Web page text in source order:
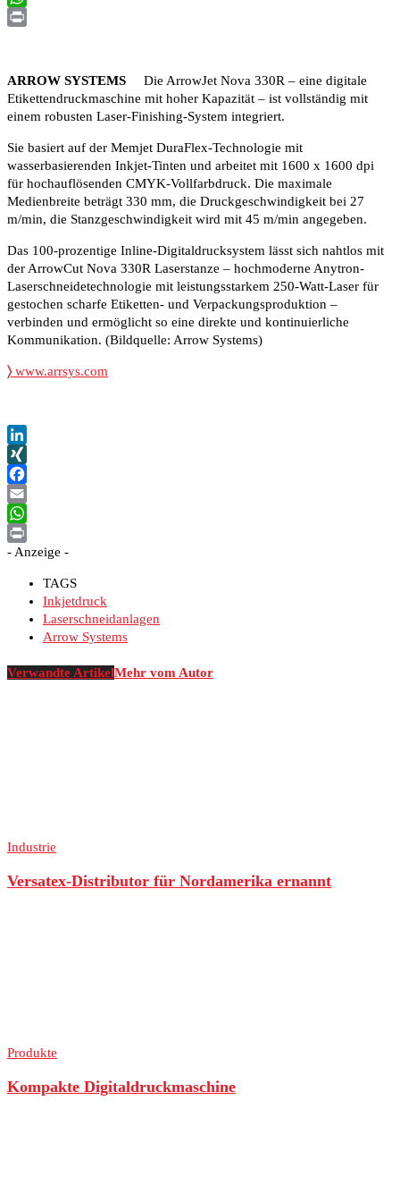
WhatsApp
ARROW SYSTEMS Die ArrowJet Nova 330R – eine digitale
Etikettendruckmaschine mit hoher Kapazität – ist vollständig mit
einem robusten Laser-Finishing-System integriert.
Sie basiert auf der Memjet DuraFlex-Technologie mit
wasserbasierenden Inkjet-Tinten und arbeitet mit 1600 x 1600 dpi
für hochauflösenden CMYK-Vollfarbdruck. Die maximale
Medienbreite beträgt 330 mm, die Druckgeschwindigkeit bei 27
m/min, die Stanzgeschwindigkeit wird mit 45 m/min angegeben.
Das 100-prozentige Inline-Digitaldrucksystem lässt sich nahtlos mit
der ArrowCut Nova 330R Laserstanze – hochmoderne Anytron-
Laserschneidetechnologie mit leistungsstarkem 250-Watt-Laser für
gestochen scharfe Etiketten- und Verpackungsproduktion –
verbinden und ermöglicht so eine direkte und kontinuierliche
Kommunikation. (Bildquelle: Arrow Systems)
〉 www.arrsys.com
LinkedIn
XING
Facebook
Email
WhatsApp
Print
- Anzeige -
TAGS
Inkjetdruck
Laserschneidanlagen
Arrow Systems
Verwandte ArtikelMehr vom Autor
Industrie
Versatex-Distributor für Nordamerika ernannt
Produkte
Kompakte Digitaldruckmaschine